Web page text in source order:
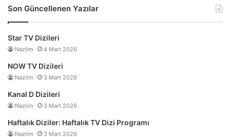
Son Güncellenen Yazılar
Star TV Dizileri
Nazlim 4 Mart 2026
NOW TV Dizileri
Nazlim 3 Mart 2026
Kanal D Dizileri
Nazlim 3 Mart 2026
Haftalık Diziler: Haftalık TV Dizi Programı
Nazlim 3 Mart 2026